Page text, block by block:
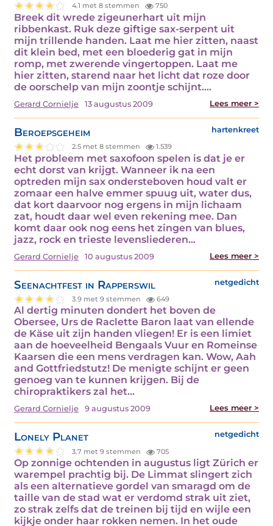
4.1 met 8 stemmen 750
Breek dit wrede zigeunerhart uit mijn
ribbenkast. Ruk deze giftige sax-serpent uit
mijn trillende handen. Laat me hier zitten, naast
dit klein bed, met een bloederig gat in mijn
romp, met zwerende vingertoppen. Laat me
hier zitten, starend naar het licht dat roze door
de oorschelp van mijn zoontje schijnt.…
Gerard Cornielje 13 augustus 2009 Lees meer >
Beroepsgeheim hartenkreet
2.5 met 8 stemmen 1.539
Het probleem met saxofoon spelen is dat je er
echt dorst van krijgt. Wanneer ik na een
optreden mijn sax ondersteboven houd valt er
zomaar een halve emmer spuug uit, water dus,
dat kort daarvoor nog ergens in mijn lichaam
zat, houdt daar wel even rekening mee. Dan
komt daar ook nog eens het zingen van blues,
jazz, rock en trieste levensliederen…
Gerard Cornielje 10 augustus 2009 Lees meer >
Seenachtfest in Rapperswil netgedicht
3.9 met 9 stemmen 649
Al dertig minuten dondert het boven de
Obersee, Urs de Raclette Baron laat van ellende
de Käse uit zijn handen vliegen! Er is een limiet
aan de hoeveelheid Bengaals Vuur en Romeinse
Kaarsen die een mens verdragen kan. Wow, Aah
and Gottfriedstutz! De menigte schijnt er geen
genoeg van te kunnen krijgen. Bij de
chiropraktikers zal het…
Gerard Cornielje 9 augustus 2009 Lees meer >
Lonely Planet netgedicht
3.7 met 9 stemmen 705
Op zonnige ochtenden in augustus ligt Zürich er
warempel prachtig bij. De Limmat slingert zich
als een alternatieve gordel van smaragd om de
taille van de stad wat er verdomd strak uit ziet,
zo strak zelfs dat de treinen bij tijd en wijle een
kijkje onder haar rokken nemen. In het oude